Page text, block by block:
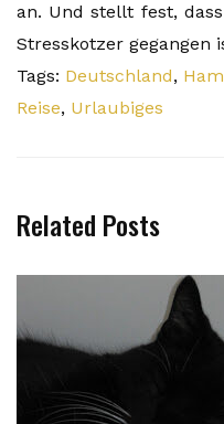
an. Und stellt fest,
Stresskotzer gegangen
Tags: Deutschland,
Reise, Urlaubiges
Related Posts